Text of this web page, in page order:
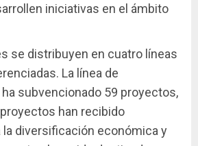
iniciativas en el ámbito
se distribuyen en cuatro líneas
La línea de
subvencionado 59 proyectos,
han recibido
la diversificación económica y